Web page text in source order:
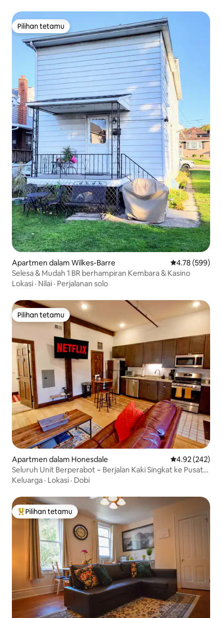
Pilihan tetamu
Pilihan tetamu
Apartmen dalam Wilkes-Barre Penarafan
4.78 (599)
Selesa & Mudah 1 BR berhampiran Kembara & Kasino
Lokasi · Nilai · Perjalanan solo
Pilihan tetamu
Pilihan tetamu
Apartmen dalam Honesdale Penarafan
4.92 (242)
Seluruh Unit Berperabot ~ Berjalan Kaki Singkat ke Pusat
Bandar
Keluarga · Lokasi · Dobi
Pilihan utama tetamu
Pilihan tetamu